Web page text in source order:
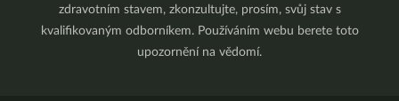
zdravotním stavem, zkonzultujte, prosím, svůj stav s
kvalifikovaným odborníkem. Používáním webu berete toto
upozornění na vědomí.